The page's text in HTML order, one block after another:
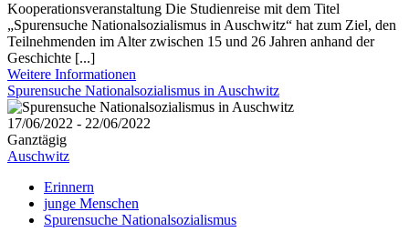
Kooperationsveranstaltung Die Studienreise mit dem Titel
„Spurensuche Nationalsozialismus in Auschwitz“ hat zum Ziel, den
Teilnehmenden im Alter zwischen 15 und 26 Jahren anhand der
Geschichte [...]
Weitere Informationen
Spurensuche Nationalsozialismus in Auschwitz
17/06/2022 - 22/06/2022
Ganztägig
Auschwitz
Erinnern
junge Menschen
Spurensuche Nationalsozialismus